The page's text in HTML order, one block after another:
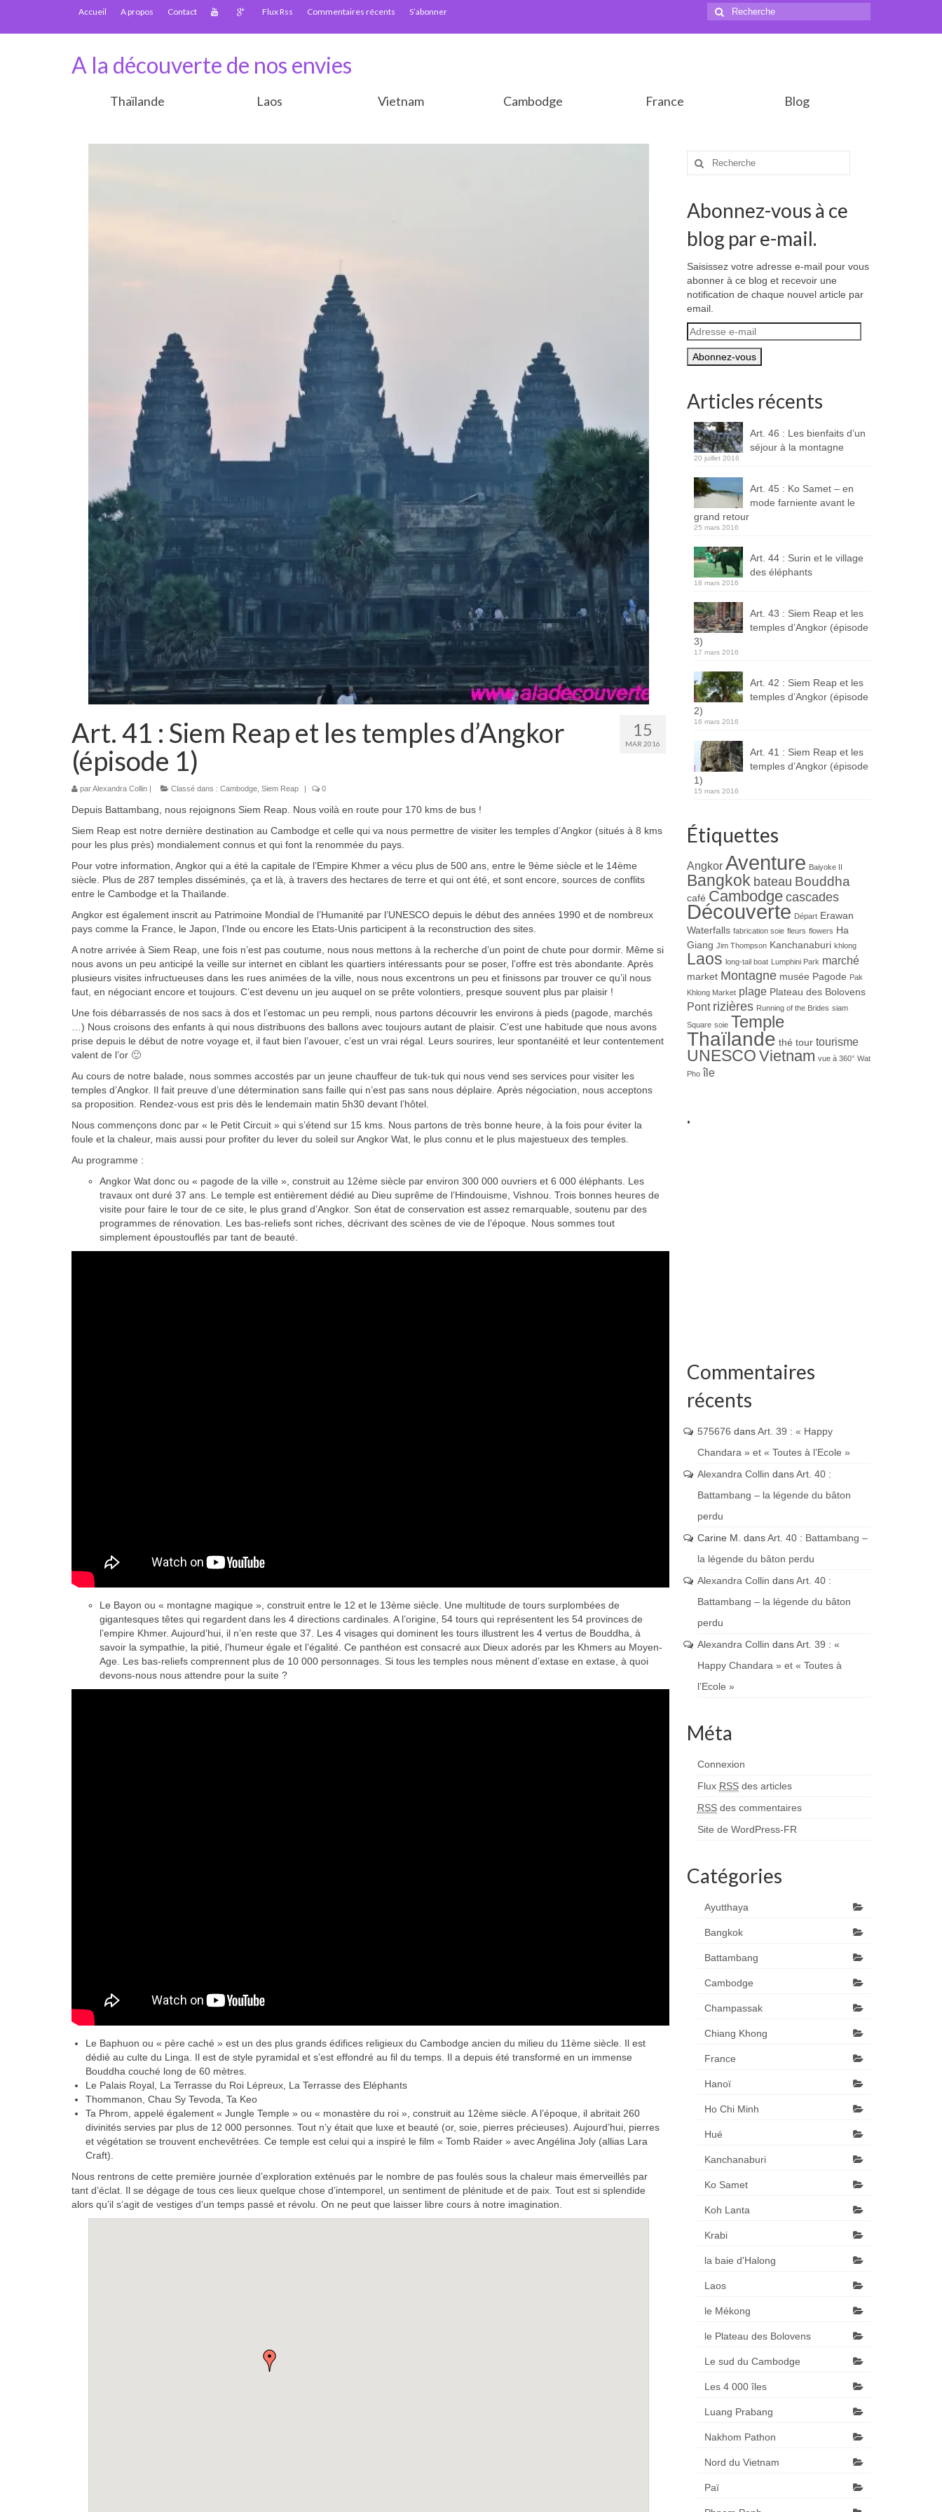
Accueil A propos Contact Flux Rss Commentaires récents S’abonner
Rechercher
:
A la découverte de nos envies
Thaïlande Laos Vietnam Cambodge France Blog
15
MAR 2016
Art. 41 : Siem Reap et les temples d’Angkor
(épisode 1)
parAlexandra Collin | Classé dans : Cambodge Siem Reap | 0
Depuis Battambang, nous rejoignons Siem Reap. Nous voilà en route pour 170 kms de bus !
Siem Reap est notre dernière destination au Cambodge et celle qui va nous permettre de visiter les temples d’Angkor (situés à 8 kms
pour les plus près) mondialement connus et qui font la renommée du pays.
Pour votre information, Angkor qui a été la capitale de l’Empire Khmer a vécu plus de 500 ans, entre le 9ème siècle et le 14ème
siècle. Plus de 287 temples disséminés, ça et là, à travers des hectares de terre et qui ont été, et sont encore, sources de conflits
entre le Cambodge et la Thaïlande.
Angkor est également inscrit au Patrimoine Mondial de l’Humanité par l’UNESCO depuis le début des années 1990 et de nombreux
pays comme la France, le Japon, l’Inde ou encore les Etats-Unis participent à la reconstruction des sites.
A notre arrivée à Siem Reap, une fois n’est pas coutume, nous nous mettons à la recherche d’un point de chute pour dormir. Même si
nous avons un peu anticipé la veille sur internet en ciblant les quartiers intéressants pour se poser, l’offre est très abondante. Après
plusieurs visites infructueuses dans les rues animées de la ville, nous nous excentrons un peu et finissons par trouver ce qu’il nous
faut, en négociant encore et toujours. C’est devenu un jeu auquel on se prête volontiers, presque souvent plus par plaisir !
Une fois débarrassés de nos sacs à dos et l’estomac un peu rempli, nous partons découvrir les environs à pieds (pagode, marchés
…) Nous croisons des enfants à qui nous distribuons des ballons avec toujours autant de plaisir. C’est une habitude que nous avons
prise depuis le début de notre voyage et, il faut bien l’avouer, c’est un vrai régal. Leurs sourires, leur spontanéité et leur contentement
valent de l’or 🙂
Au cours de notre balade, nous sommes accostés par un jeune chauffeur de tuk-tuk qui nous vend ses services pour visiter les
temples d’Angkor. Il fait preuve d’une détermination sans faille qui n’est pas sans nous déplaire. Après négociation, nous acceptons
sa proposition. Rendez-vous est pris dès le lendemain matin 5h30 devant l’hôtel.
Nous commençons donc par « le Petit Circuit » qui s’étend sur 15 kms. Nous partons de très bonne heure, à la fois pour éviter la
foule et la chaleur, mais aussi pour profiter du lever du soleil sur Angkor Wat, le plus connu et le plus majestueux des temples.
Au programme :
Angkor Wat donc ou « pagode de la ville », construit au 12ème siècle par environ 300 000 ouvriers et 6 000 éléphants. Les
travaux ont duré 37 ans. Le temple est entièrement dédié au Dieu suprême de l’Hindouisme, Vishnou. Trois bonnes heures de
visite pour faire le tour de ce site, le plus grand d’Angkor. Son état de conservation est assez remarquable, soutenu par des
programmes de rénovation. Les bas-reliefs sont riches, décrivant des scènes de vie de l’époque. Nous sommes tout
simplement époustouflés par tant de beauté.
Le Bayon ou « montagne magique », construit entre le 12 et le 13ème siècle. Une multitude de tours surplombées de
gigantesques têtes qui regardent dans les 4 directions cardinales. A l’origine, 54 tours qui représentent les 54 provinces de
l’empire Khmer. Aujourd’hui, il n’en reste que 37. Les 4 visages qui dominent les tours illustrent les 4 vertus de Bouddha, à
savoir la sympathie, la pitié, l’humeur égale et l’égalité. Ce panthéon est consacré aux Dieux adorés par les Khmers au Moyen-
Age. Les bas-reliefs comprennent plus de 10 000 personnages. Si tous les temples nous mènent d’extase en extase, à quoi
devons-nous nous attendre pour la suite ?
Le Baphuon ou « père caché » est un des plus grands édifices religieux du Cambodge ancien du milieu du 11ème siècle. Il est
dédié au culte du Linga. Il est de style pyramidal et s’est effondré au fil du temps. Il a depuis été transformé en un immense
Bouddha couché long de 60 mètres.
Le Palais Royal, La Terrasse du Roi Lépreux, La Terrasse des Eléphants
Thommanon, Chau Sy Tevoda, Ta Keo
Ta Phrom, appelé également « Jungle Temple » ou « monastère du roi », construit au 12ème siècle. A l’époque, il abritait 260
divinités servies par plus de 12 000 personnes. Tout n’y était que luxe et beauté (or, soie, pierres précieuses). Aujourd’hui, pierres
et végétation se trouvent enchevêtrées. Ce temple est celui qui a inspiré le film « Tomb Raider » avec Angélina Joly (allias Lara
Craft).
Nous rentrons de cette première journée d’exploration exténués par le nombre de pas foulés sous la chaleur mais émerveillés par
tant d’éclat. Il se dégage de tous ces lieux quelque chose d’intemporel, un sentiment de plénitude et de paix. Tout est si splendide
alors qu’il s’agit de vestiges d’un temps passé et révolu. On ne peut que laisser libre cours à notre imagination.
Rechercher
Abonnez-vous à ce
blog par e-mail.
Saisissez votre adresse e-mail pour vous
abonner à ce blog et recevoir une
notification de chaque nouvel article par
email.
Adresse
e-
mail
Articles récents
Art. 46 : Les bienfaits d’un
séjour à la montagne
20 juillet 2016
Art. 45 : Ko Samet – en
mode farniente avant le
grand retour
25 mars 2016
Art. 44 : Surin et le village
des éléphants
18 mars 2016
Art. 43 : Siem Reap et les
temples d’Angkor (épisode
3)
17 mars 2016
Art. 42 : Siem Reap et les
temples d’Angkor (épisode
2)
16 mars 2016
Art. 41 : Siem Reap et les
temples d’Angkor (épisode
1)
15 mars 2016
Étiquettes
Angkor Aventure Baiyoke II
Bangkok bateau Bouddha
café Cambodge cascades
Découverte Départ Erawan
Waterfalls fabrication soie fleurs flowers Ha
Giang Jim Thompson Kanchanaburi khlong
Laos long-tail boat Lumphini Park marché
market Montagne musée Pagode Pak
Khlong Market plage Plateau des Bolovens
Pont rizières Running of the Brides siam
Square soie Temple
Thaïlande thé tour tourisme
UNESCO Vietnam vue à 360° Wat
Pho île
.
Commentaires
récents
575676 dansArt. 39 : « Happy
Chandara » et « Toutes à l’Ecole »
Alexandra Collin dansArt. 40 :
Battambang – la légende du bâton
perdu
Carine M. dansArt. 40 : Battambang –
la légende du bâton perdu
Alexandra Collin dansArt. 40 :
Battambang – la légende du bâton
perdu
Alexandra Collin dansArt. 39 : «
Happy Chandara » et « Toutes à
l’Ecole »
Méta
Connexion
Flux RSSdes articles
RSSdes commentaires
Site de WordPress-FR
Catégories
Ayutthaya
Bangkok
Battambang
Cambodge
Champassak
Chiang Khong
France
Hanoï
Ho Chi Minh
Hué
Kanchanaburi
Ko Samet
Koh Lanta
Krabi
la baie d'Halong
Laos
le Mékong
le Plateau des Bolovens
Le sud du Cambodge
Les 4 000 îles
Luang Prabang
Nakhom Pathon
Nord du Vietnam
Paï